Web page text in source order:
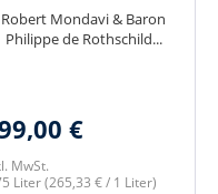
Robert Mondavi & Baron
Philippe de Rothschild...
€
MwSt.
Liter(265,33 € / 1 Liter)